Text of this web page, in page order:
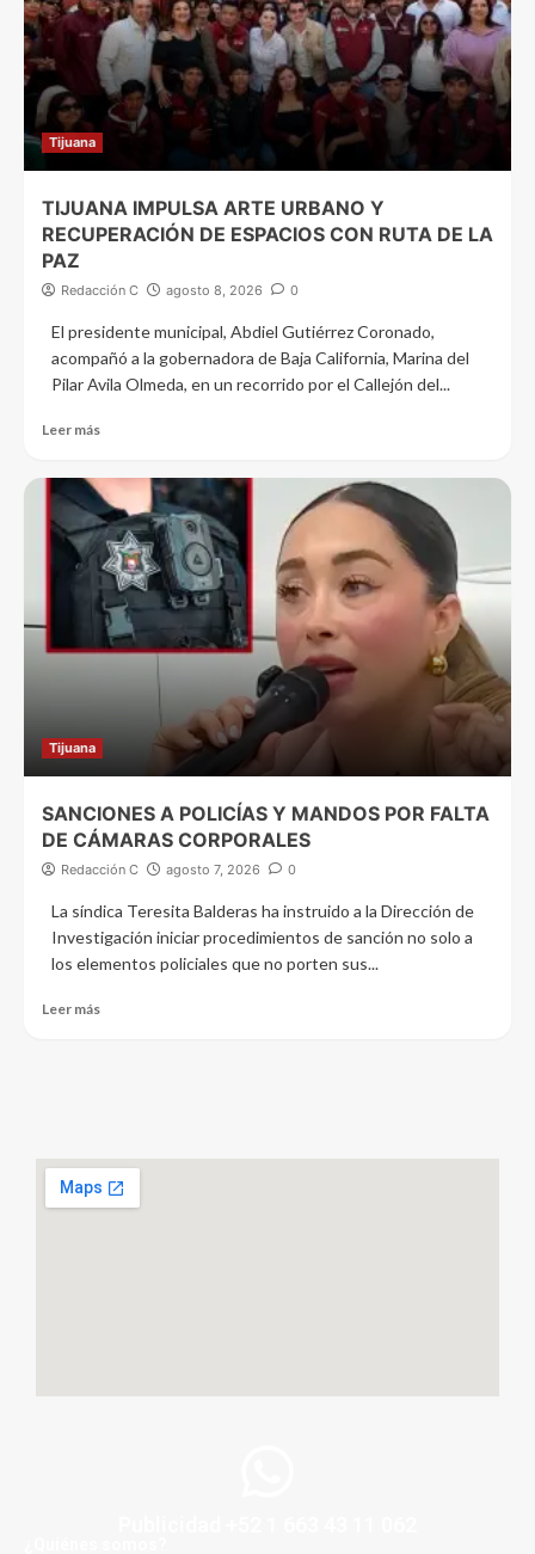
Tijuana
TIJUANA IMPULSA ARTE URBANO Y
RECUPERACIÓN DE ESPACIOS CON RUTA DE LA
PAZ
Redacción C agosto 8, 2026 0
El presidente municipal, Abdiel Gutiérrez Coronado,
acompañó a la gobernadora de Baja California, Marina del
Pilar Avila Olmeda, en un recorrido por el Callejón del...
Leer más
Tijuana
SANCIONES A POLICÍAS Y MANDOS POR FALTA
DE CÁMARAS CORPORALES
Redacción C agosto 7, 2026 0
La síndica Teresita Balderas ha instruido a la Dirección de
Investigación iniciar procedimientos de sanción no solo a
los elementos policiales que no porten sus...
Leer más